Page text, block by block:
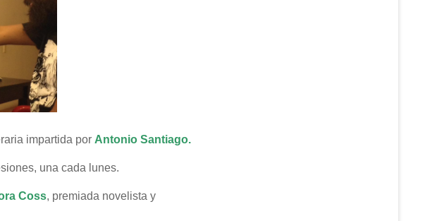
impartida por Antonio Santiago.
una cada lunes.
Coss, premiada novelista y